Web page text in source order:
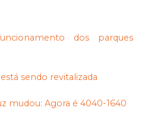
dos parques
sendo revitalizada
mudou: Agora é 4040-1640